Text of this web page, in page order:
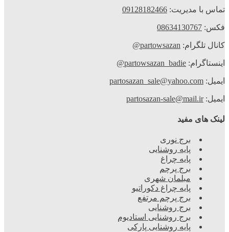
تماس با مدیریت: 09128182466
فکس: 08634130767
کانال تلگرام: partowsazan@
اینستاگرام: partowsazan_badie@
ایمیل: partosazan_sale@yahoo.com
ایمیل:partosazan-sale@mail.ir
لینک های مفید
برج نوری
پایه روشنایی
پایه چراغ
برج پرچم
مبلمان شهری
پایه چراغ دکوراتیو
برج پرچم مرتفع
برج روشنایی
برج روشنایی استادیوم
پایه روشنایی پارکی